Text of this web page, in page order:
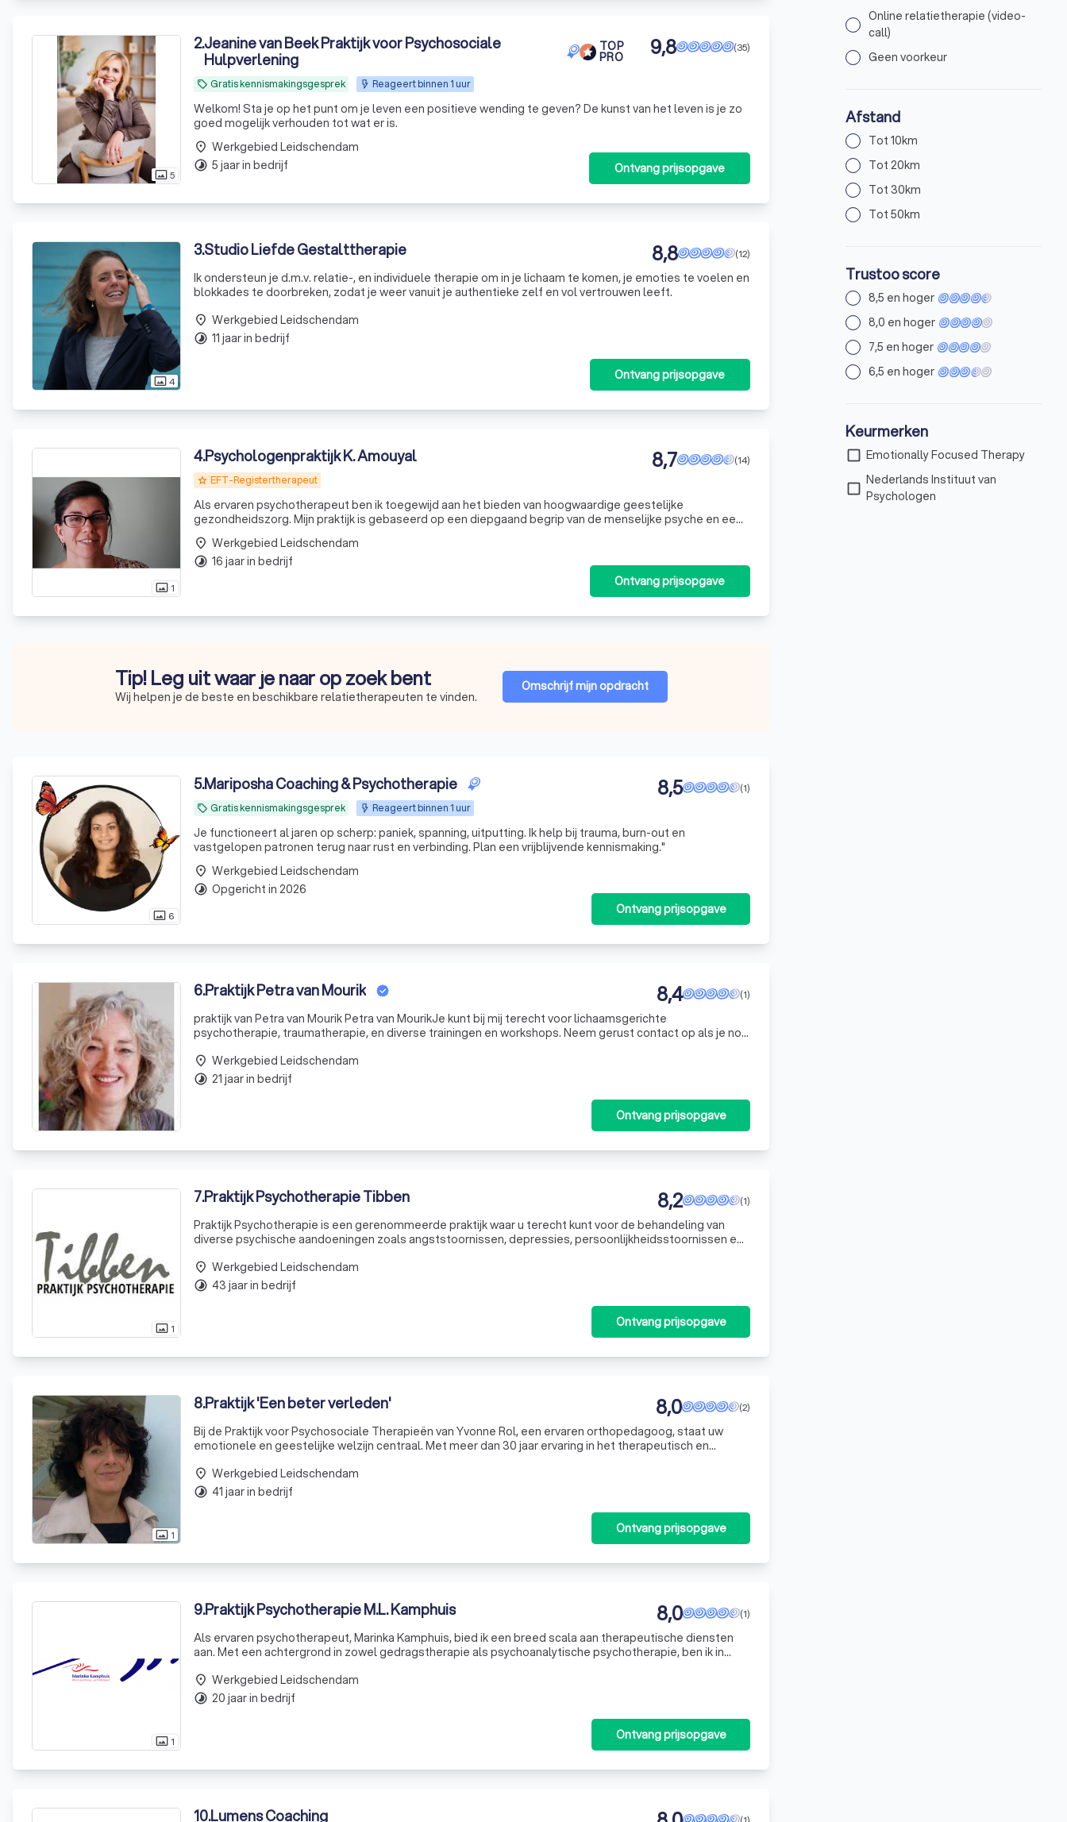
photo_size_select_actual5
2.Jeanine van Beek Praktijk voor Psychosociale
Hulpverlening
TOP
PRO
local_offer Gratis kennismakingsgesprek Reageert binnen 1 uur
(35)
9,8
Welkom! Sta je op het punt om je leven een positieve wending te geven? De kunst van het leven is je zo
goed mogelijk verhouden tot wat er is.
Ontvang prijsopgave
place Werkgebied Leidschendam
timelapse 5 jaar in bedrijf
photo_size_select_actual4
3.Studio Liefde Gestalttherapie (12)
8,8
Ik ondersteun je d.m.v. relatie-, en individuele therapie om in je lichaam te komen, je emoties te voelen en
blokkades te doorbreken, zodat je weer vanuit je authentieke zelf en vol vertrouwen leeft.
Ontvang prijsopgave
place Werkgebied Leidschendam
timelapse 11 jaar in bedrijf
photo_size_select_actual 1
4.Psychologenpraktijk K. Amouyal
grade EFT-Registertherapeut
(14)
8,7
Als ervaren psychotherapeut ben ik toegewijd aan het bieden van hoogwaardige geestelijke
gezondheidszorg. Mijn praktijk is gebaseerd op een diepgaand begrip van de menselijke psyche en een
sterke toewijding aan het welzijn van mijn cliënten. Ik bied een veilige en ondersteunende omgeving
waarin u ku
Ontvang prijsopgave
place Werkgebied Leidschendam
timelapse 16 jaar in bedrijf
Tip! Leg uit waar je naar op zoek bent
Wij helpen je de beste en beschikbare relatietherapeuten te vinden.
Omschrijf mijn opdracht
photo_size_select_actual 6
5.Mariposha Coaching & Psychotherapie
local_offer Gratis kennismakingsgesprek Reageert binnen 1 uur
(1)
8,5
Je functioneert al jaren op scherp: paniek, spanning, uitputting. Ik help bij trauma, burn-out en
vastgelopen patronen terug naar rust en verbinding. Plan een vrijblijvende kennismaking."
Ontvang prijsopgave
place Werkgebied Leidschendam
timelapse Opgericht in 2026
6.Praktijk Petra van Mourik (1)
8,4
praktijk van Petra van Mourik Petra van MourikJe kunt bij mij terecht voor lichaamsgerichte
psychotherapie, traumatherapie, en diverse trainingen en workshops. Neem gerust contact op als je nog
Ontvang prijsopgave
place Werkgebied Leidschendam
timelapse 21 jaar in bedrijf
photo_size_select_actual 1
7.Praktijk Psychotherapie Tibben (1)
8,2
Praktijk Psychotherapie is een gerenommeerde praktijk waar u terecht kunt voor de behandeling van
diverse psychische aandoeningen zoals angststoornissen, depressies, persoonlijkheidsstoornissen en
aando
Ontvang prijsopgave
place Werkgebied Leidschendam
timelapse 43 jaar in bedrijf
photo_size_select_actual 1
8.Praktijk 'Een beter verleden' (2)
8,0
Bij de Praktijk voor Psychosociale Therapieën van Yvonne Rol, een ervaren orthopedagoog, staat uw
emotionele en geestelijke welzijn centraal. Met meer dan 30 jaar ervaring in het therapeutisch en
waaronder
Ontvang prijsopgave
place Werkgebied Leidschendam
timelapse 41 jaar in bedrijf
photo_size_select_actual 1
9.Praktijk Psychotherapie M.L. Kamphuis (1)
8,0
Als ervaren psychotherapeut, Marinka Kamphuis, bied ik een breed scala aan therapeutische diensten
aan. Met een achtergrond in zowel gedragstherapie als psychoanalytische psychotherapie, ben ik in
Of
Ontvang prijsopgave
place Werkgebied Leidschendam
timelapse 20 jaar in bedrijf
10.Lumens Coaching
Online relatietherapie (video-
call)
Geen voorkeur
Afstand
Tot 10km
Tot 20km
Tot 30km
Tot 50km
Trustoo score
8,5 en hoger
8,0 en hoger
7,5 en hoger
6,5 en hoger
Keurmerken
check_box_outline_blank Emotionally Focused Therapy
check_box_outline_blank
Nederlands Instituut van
Psychologen